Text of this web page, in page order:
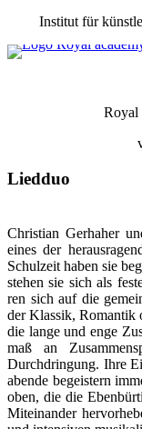
Institut für
Royal
Liedduo
Christian Gerhaher
eines der
Schul­zeit haben sie
stehen sie sich als
ren sich auf die
der Klassik, Romantik
die lange und enge
maß an
Durch­dringung. Ihre
abende begeistern
oben, die die
Mit­ein­an­der